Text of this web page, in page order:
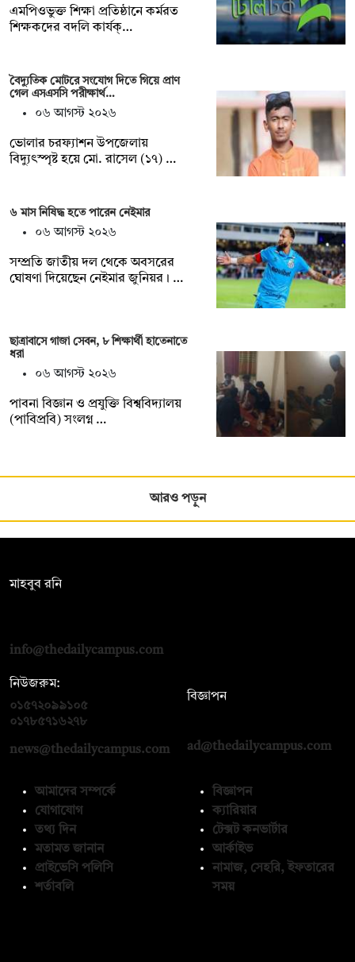
এমপিওভুক্ত শিক্ষা প্রতিষ্ঠানে কর্মরত
শিক্ষকদের বদলি কার্যক্…
বৈদ্যুতিক মোটরে সংযোগ দিতে গিয়ে প্রাণ
গেল এসএসসি পরীক্ষার্থ…
০৬ আগস্ট ২০২৬
ভোলার চরফ্যাশন উপজেলায়
বিদ্যুৎস্পৃষ্ট হয়ে মো. রাসেল (১৭) …
৬ মাস নিষিদ্ধ হতে পারেন নেইমার
০৬ আগস্ট ২০২৬
সম্প্রতি জাতীয় দল থেকে অবসরের
ঘোষণা দিয়েছেন নেইমার জুনিয়র। …
ছাত্রাবাসে গাজা সেবন, ৮ শিক্ষার্থী হাতেনাতে
ধরা
০৬ আগস্ট ২০২৬
পাবনা বিজ্ঞান ও প্রযুক্তি বিশ্ববিদ্যালয়
(পাবিপ্রবি) সংলগ্ন …
আরও পড়ুন
মাহবুব রনি
info@thedailycampus.com
নিউজরুম:
০১৫৭২০৯৯১০৫
০১৭৮৫৭১৬২৭৮
news@thedailycampus.com
বিজ্ঞাপন
ad@thedailycampus.com
আমাদের সম্পর্কে
যোগাযোগ
তথ্য দিন
মতামত জানান
প্রাইভেসি পলিসি
শর্তাবলি
বিজ্ঞাপন
ক্যারিয়ার
টেক্সট কনভার্টার
আর্কাইভ
নামাজ, সেহরি, ইফতারের
সময়